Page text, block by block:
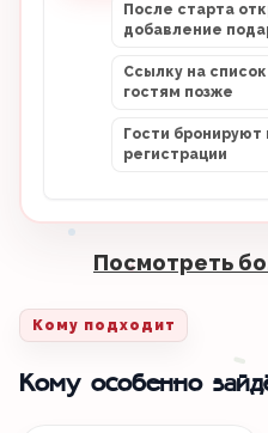
После старта
добавление
Ссылку на
гостям позже
Гости бронируют
регистрации
Посмотреть
Кому подходит
Кому особенно